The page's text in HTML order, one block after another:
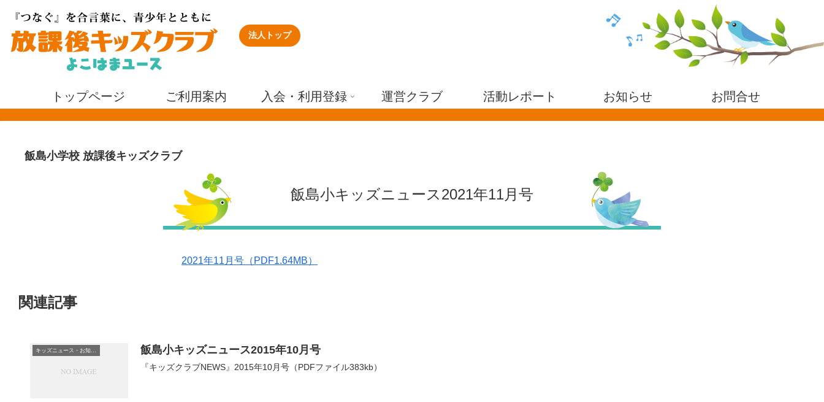
法人トップ
トップページ ご利用案内 入会・利用登録 運営クラブ 活動レポート お知らせ お問合せ
飯島小学校 放課後キッズクラブ
飯島小キッズニュース2021年11月号
2021年11月号（PDF1.64MB）
関連記事
キッズニュース・お知らせ 飯島小キッズニュース2015年10月号
『キッズクラブNEWS』2015年10月号（PDFファイル383kb）